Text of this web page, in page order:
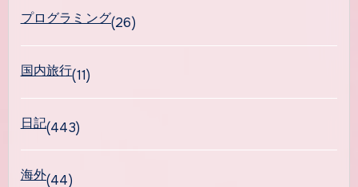
プログラミング(26)
国内旅行(11)
日記(443)
海外(44)